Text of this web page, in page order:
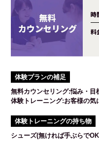
時
料
体験プランの補足
無料カウンセリング:悩み・
体験トレーニング:お客様の
体験トレーニングの持ち物
シューズ(無ければ手ぶらで